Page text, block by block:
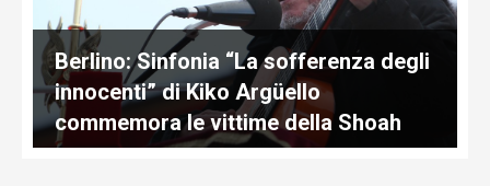
Berlino: Sinfonia “La sofferenza degli
innocenti” di Kiko Argüello
commemora le vittime della Shoah